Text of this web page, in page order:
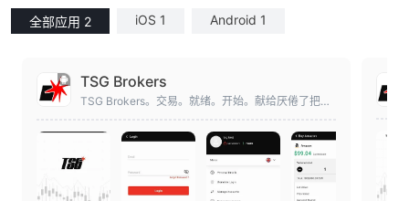
全部应用 2 iOS 1 Android 1
TSG Brokers
TSG Brokers。交易。就绪。开始。献给厌倦了把戏